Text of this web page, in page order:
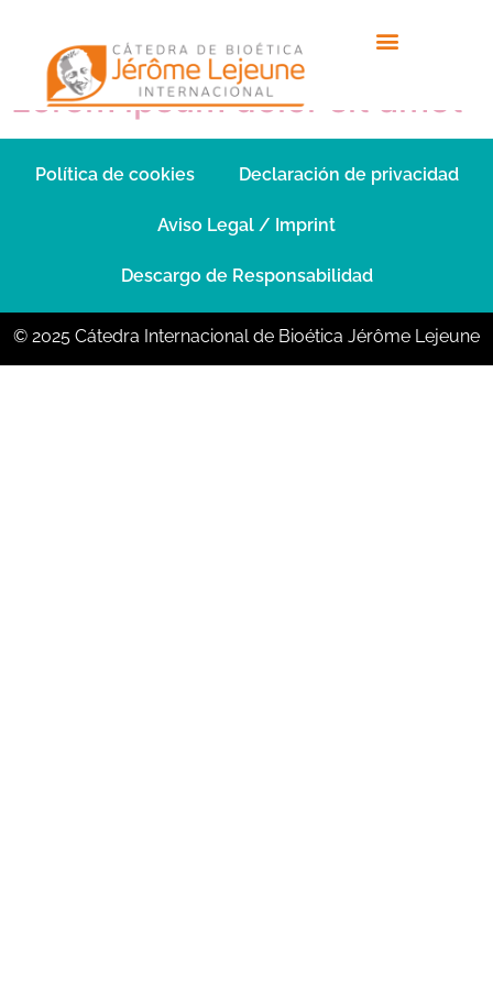
Mes:Enero
Lorem ipsum dolor sit amet
Política de cookies Declaración de privacidad
Aviso Legal / Imprint
Descargo de Responsabilidad
© 2025 Cátedra Internacional de Bioética Jérôme Lejeune